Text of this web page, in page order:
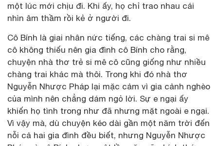
một lúc mới chịu đi. Khi ấy, họ chỉ trao nhau cái
nhìn âm thầm rồi kẻ ở người đi.
Cô Bính là giai nhân nức tiếng, các chàng trai si mê
cô không thiếu nên gia đình cô Bính cho rằng,
chuyện nhà thơ trẻ si mê cô cũng giống như nhiều
chàng trai khác mà thôi. Trong khi đó nhà thơ
Nguyễn Nhược Pháp lại mặc cảm vì gia cảnh nghèo
của mình nên chẳng dám ngỏ lời. Sự e ngại ấy
khiến họ tình trong như đã nhưng mặt ngoài e ngại.
Vì vậy mà, dù chuyện kéo dài gần một năm trời đến
nỗi cả hai gia đình đều biết, nhưng Nguyễn Nhược